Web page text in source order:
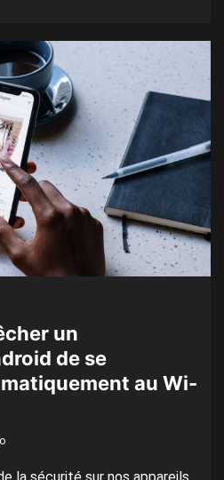
un
de se
au Wi-